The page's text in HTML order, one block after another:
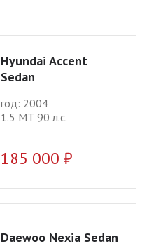
Hyundai Accent
Sedan
год: 2004
1.5 МТ 90 л.с.
185 000 ₽
Daewoo Nexia Sedan